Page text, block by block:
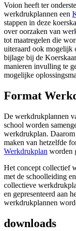
Voion heeft ter
werkdrukplannen een
stappen in deze
over oorzaken van
tot maatregelen die
uiteraard ook mogelijk
bijlage bij de
manieren invulling te
mogelijke
Format
De werkdrukplannen
school worden
werkdrukplan.
maken van hetzelfde
Werkdrukplan worden
Het concept collectief
met de schoolleiding
collectieve
en gepresenteerd aan
werkdrukplannen
downloads